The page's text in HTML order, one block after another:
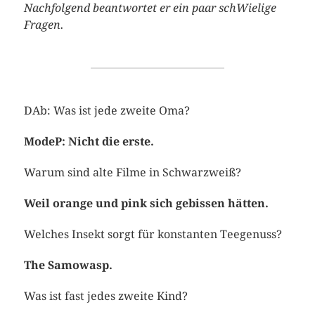
Nachfolgend beantwortet er ein paar schWielige
Fragen.
DAb: Was ist jede zweite Oma?
ModeP: Nicht die erste.
Warum sind alte Filme in Schwarzweiß?
Weil orange und pink sich gebissen hätten.
Welches Insekt sorgt für konstanten Teegenuss?
The Samowasp.
Was ist fast jedes zweite Kind?